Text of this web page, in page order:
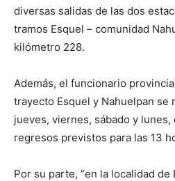
diversas salidas de las dos
tramos Esquel – comunidad
kilómetro 228.
Además, el funcionario
trayecto Esquel y Nahuelpan se
jueves, viernes, sábado y lunes,
regresos previstos para las 13
Por su parte, “en la localidad de